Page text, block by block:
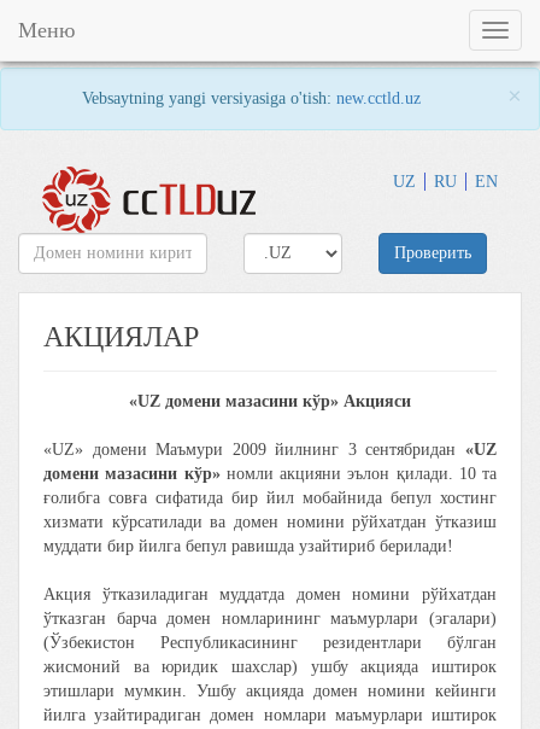
Vebsaytning yangi versiyasiga o'tish: new.cctld.uz ×
UZ RU EN
Toggle
Меню
Проверить
АКЦИЯЛАР
«UZ домени мазасини кўр» Акцияси
«UZ» домени Маъмури 2009 йилнинг 3 сентябридан «UZ
домени мазасини кўр»номли акцияни эълон қилади. 10 та
ғолибга совға сифатида бир йил мобайнида бепул хостинг
хизмати кўрсатилади ва домен номини рўйхатдан ўтказиш
муддати бир йилга бепул равишда узайтириб берилади!
Акция ўтказиладиган муддатда домен номини рўйхатдан
ўтказган барча домен номларининг маъмурлари (эгалари)
(Ўзбекистон Республикасининг резидентлари бўлган
жисмоний ва юридик шахслар) ушбу акцияда иштирок
этишлари мумкин. Ушбу акцияда домен номини кейинги
йилга узайтирадиган домен номлари маъмурлари иштирок